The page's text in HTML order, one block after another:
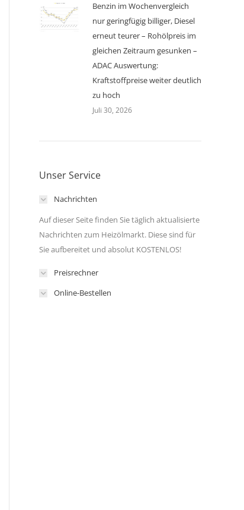
Benzin im Wochenvergleich
nur geringfügig billiger, Diesel
erneut teurer – Rohölpreis im
gleichen Zeitraum gesunken –
ADAC Auswertung:
Kraftstoffpreise weiter deutlich
zu hoch
Juli 30, 2026
Unser Service
Nachrichten
Auf dieser Seite finden Sie täglich aktualisierte
Nachrichten zum Heizölmarkt. Diese sind für
Sie aufbereitet und absolut KOSTENLOS!
Preisrechner
Online-Bestellen